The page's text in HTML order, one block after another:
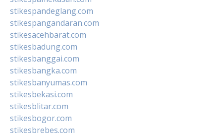
stikespandeglang.com
stikespangandaran.com
stikesacehbarat.com
stikesbadung.com
stikesbanggai.com
stikesbangka.com
stikesbanyumas.com
stikesbekasi.com
stikesblitar.com
stikesbogor.com
stikesbrebes.com